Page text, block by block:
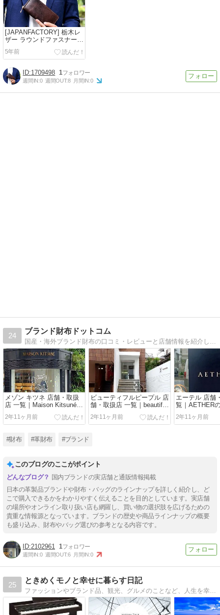
[JAPANFACTORY] 栃木レ
ザー ラウンドファスナー長
財布
5年前
1709498 1
週間IN:0 週間OUT:8 月間IN:0
24
ブランド財布ドットコム
国産・海外ブランド財布の口コミ・レビューと店舗情報を紹介します。
メゾン キツネ 店舗・取扱
店 一覧｜Maison Kitsunéの
財布・バッグはどこで買え
る？
2年11ヶ月前
ビューティフルピープル 店
舗・取扱店 一覧｜beautiful
peopleの財布・バッグはど
こで買える？
2年11ヶ月前
エーテル 店舗
覧｜AETHER
グはどこで買
2年11ヶ月前
#財布 #革財布 #ブランド
このブログのここがポイント
国内ブランドの実店舗と通販情報掲載
日本の革製品ブランドや財布・バッグのラインナップを詳しく紹介し、ど
こで購入できるかをわかりやすく伝えることを目的としています。実店舗
の場所やオンライン取り扱い店も網羅し、買い物の選択肢を広げるための
貴重な情報源となっています。ブランドの歴史や商品ラインナップの概要
も盛り込み、財布やバッグ選びの参考となる内容です。
2102961 1
週間IN:0 週間OUT:6 月間IN:0
25
ときめくモノと幸せに暮らす日記
ファッションやブランド品、観光、グルメのことなど、人生を幸せにしてくれるときめくモノ・コト